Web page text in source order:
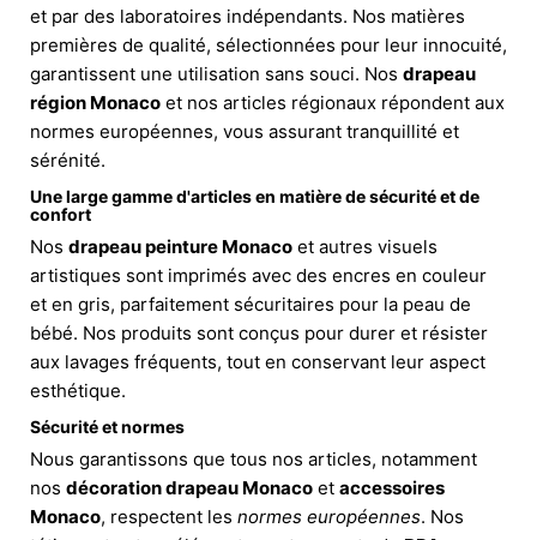
et par des laboratoires indépendants. Nos matières
premières de qualité, sélectionnées pour leur innocuité,
garantissent une utilisation sans souci. Nos drapeau
région Monaco et nos articles régionaux répondent aux
normes européennes, vous assurant tranquillité et
sérénité.
Une large gamme d'articles en matière de sécurité et de
confort
Nos drapeau peinture Monaco et autres visuels
artistiques sont imprimés avec des encres en couleur
et en gris, parfaitement sécuritaires pour la peau de
bébé. Nos produits sont conçus pour durer et résister
aux lavages fréquents, tout en conservant leur aspect
esthétique.
Sécurité et normes
Nous garantissons que tous nos articles, notamment
nos décoration drapeau Monaco et accessoires
Monaco, respectent les normes européennes. Nos